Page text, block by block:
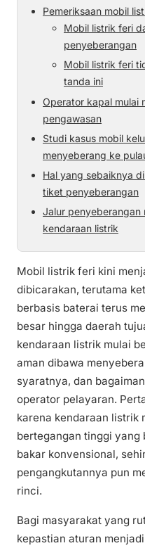
Pemeriksaan mobil
Mobil listrik feri
penyeberangan
Mobil listrik feri
tanda ini
Operator kapal mulai
pengawasan
Studi kasus mobil
menyeberang ke
Hal yang sebaiknya
tiket penyeberangan
Jalur penyeberangan
kendaraan listrik
Mobil listrik feri kini
dibicarakan, terutama
berbasis baterai terus
besar hingga daerah
kendaraan listrik mulai
aman dibawa
syaratnya, dan
operator pelayaran.
karena kendaraan listrik
bertegangan tinggi yang
bakar konvensional,
pengangkutannya pun
rinci.
Bagi masyarakat yang
kepastian aturan